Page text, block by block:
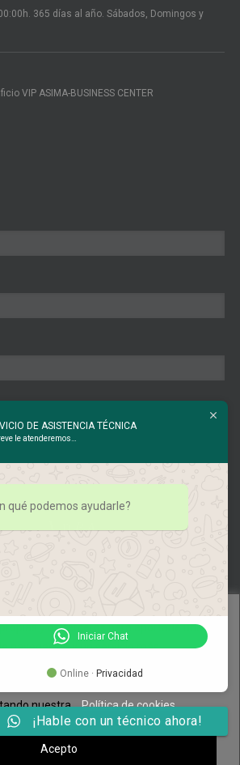
y de terceros para aportarle una
navegación y un servicio más
navegando, consideramos que
cambiar la configuración u obtener más
nuestra . Política de cookies
Acepto
365 días al año. Sábados, Domingos y
VIP ASIMA-BUSINESS CENTER
imagen:
el tratamiento de mis datos de carácter personal por
| NURCLIMA - Fontaneros en Palma de Mallorca y
los derechos reservados |
DE ASISTENCIA TÉCNICA
le atenderemos…
qué podemos ayudarle?
Iniciar Chat
Online · Privacidad
¡Hable con un técnico ahora!